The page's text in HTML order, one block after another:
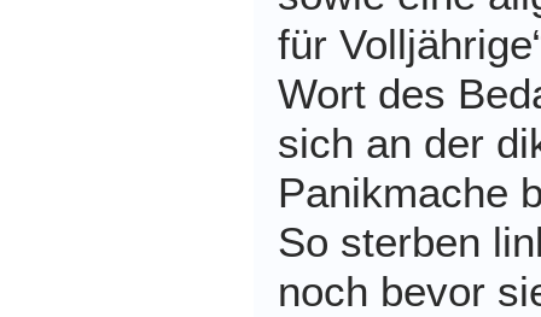
für
Wort des
sich an der
Panikmache
So sterben
noch bevor